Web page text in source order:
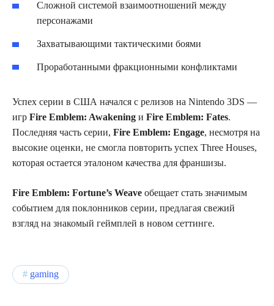
Сложной системой взаимоотношений между
персонажами
Захватывающими тактическими боями
Проработанными фракционными конфликтами
Успех серии в США начался с релизов на Nintendo 3DS —
игр Fire Emblem: Awakening и Fire Emblem: Fates.
Последняя часть серии, Fire Emblem: Engage, несмотря на
высокие оценки, не смогла повторить успех Three Houses,
которая остается эталоном качества для франшизы.
Fire Emblem: Fortune’s Weave обещает стать значимым
событием для поклонников серии, предлагая свежий
взгляд на знакомый геймплей в новом сеттинге.
gaming